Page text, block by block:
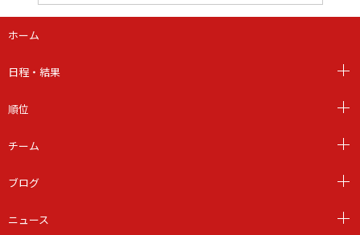
ホーム
日程・結果
順位
チーム
ブログ
ニュース